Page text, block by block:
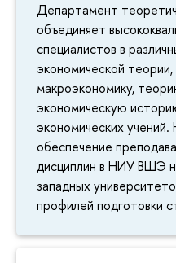
Департамент
объединяет
специалистов в
экономической
макроэкономику,
экономическую
экономических
обеспечение
дисциплин в НИУ ВШЭ
западных
профилей подготовки